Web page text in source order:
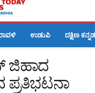
ಉಡುಪಿ ದಕ್ಷಿಣ ಕನ್ನಡ
ಜಿಹಾದ
ಪ್ರತಿಭಟನಾ